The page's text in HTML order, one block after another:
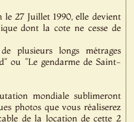
27 Juillet 1990, elle devient
dont la cote ne cesse de
plusieurs longs métrages
ou "Le gendarme de Saint-
mondiale sublimeront
photos que vous réaliserez
de la location de cette 2